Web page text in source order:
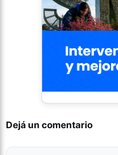
Dejá un comentario